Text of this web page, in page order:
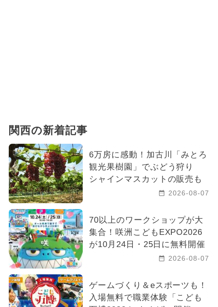
関西の新着記事
6万房に感動！加古川「みとろ
観光果樹園」でぶどう狩り
シャインマスカットの販売も
2026-08-07
70以上のワークショップが大
集合！咲洲こどもEXPO2026
が10月24日・25日に無料開催
2026-08-07
ゲームづくり＆eスポーツも！
入場無料で職業体験「こども